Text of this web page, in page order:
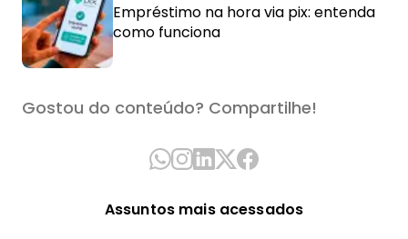
Empréstimo na hora via pix: entenda
como funciona
Gostou do conteúdo? Compartilhe!
Assuntos mais acessados